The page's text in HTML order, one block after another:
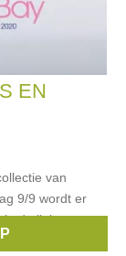
EN
van
9/9 wordt er
je de links